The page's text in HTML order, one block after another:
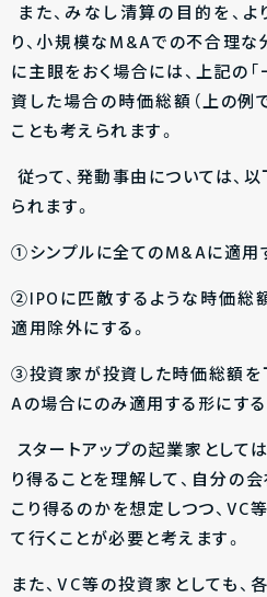
また、みなし清算の目的を、
り、小規模なM&Aでの不合理な
に主眼をおく場合には、上記の
資した場合の時価総額（上の例
ことも考えられます。
従って、発動事由については、
られます。
①シンプルに全てのM&Aに適用
②IPOに匹敵するような時価総
適用除外にする。
③投資家が投資した時価総額を
Aの場合にのみ適用する形にする
スタートアップの起業家として
り得ることを理解して、自分の
こり得るのかを想定しつつ、
て行くことが必要と考えます。
また、VC等の投資家としても